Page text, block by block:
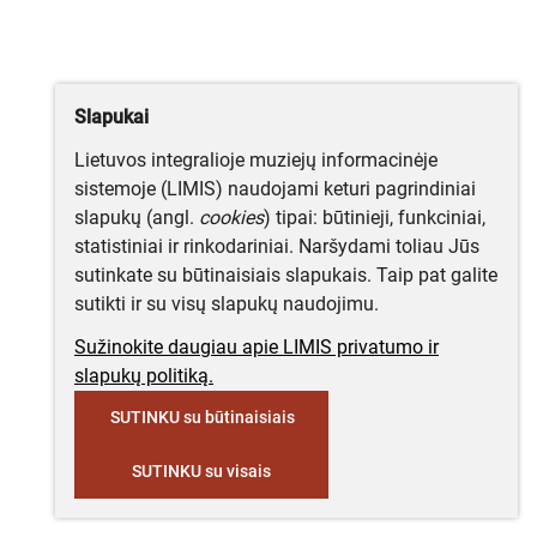
Slapukai
Lietuvos integralioje muziejų informacinėje
sistemoje (LIMIS) naudojami keturi pagrindiniai
slapukų (angl. cookies) tipai: būtinieji, funkciniai,
statistiniai ir rinkodariniai. Naršydami toliau Jūs
sutinkate su būtinaisiais slapukais. Taip pat galite
sutikti ir su visų slapukų naudojimu.
Sužinokite daugiau apie LIMIS privatumo ir
slapukų politiką.
SUTINKU su būtinaisiais
SUTINKU su visais